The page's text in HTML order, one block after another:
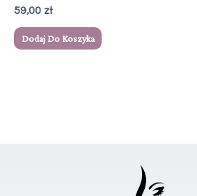
59,00 zł
Dodaj Do Koszyka